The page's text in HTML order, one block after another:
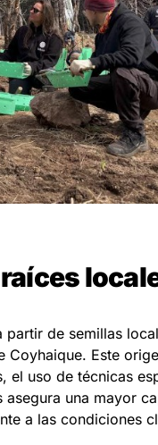
partir de semillas
Este
el uso de técnicas
una mayor
a las condiciones